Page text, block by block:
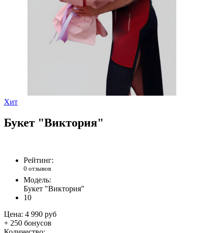
Хит
Букет "Виктория"
Рейтинг:
0 отзывов
Модель:
Букет "Виктория"
10
Цена: 4 990 руб
+ 250 бонусов